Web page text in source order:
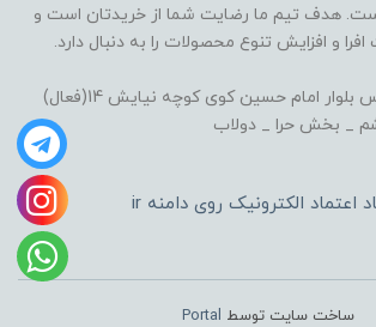
است. هدف تیم ما رضایت شما از خریدتان است و
و افزایش تنوع محصولات را به دنبال دارد.
امام حسین کوی کوچه نیایش 14(فعال)
_ بخش حرا _ دولاب
ساخت سایت توسط Portal